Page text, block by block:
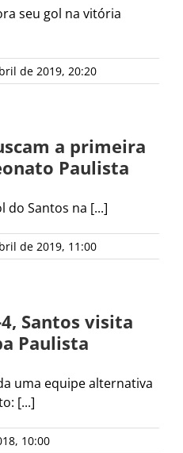
seu gol na vitória
de 2019, 20:20
a primeira
Paulista
do Santos na [...]
de 2019, 11:00
Santos visita
Paulista
uma equipe alternativa
[...]
10:00